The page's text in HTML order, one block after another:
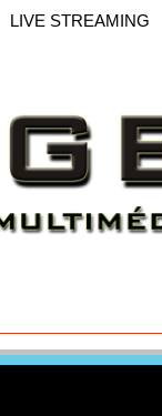
LIVE STREAMING